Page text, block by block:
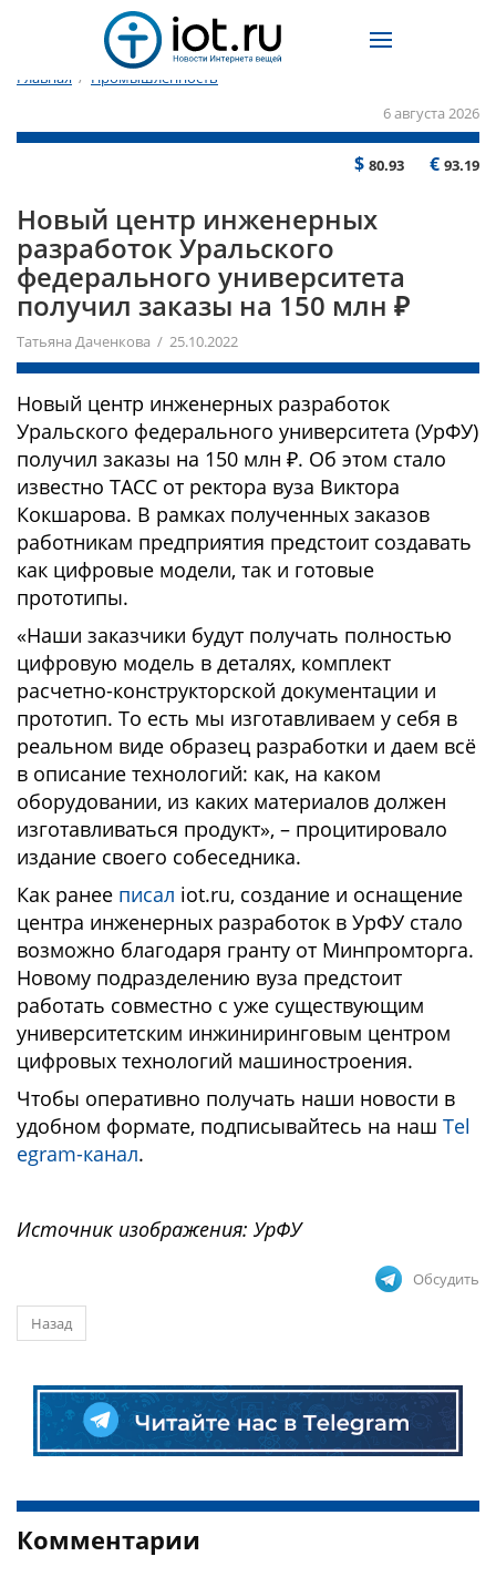
Главная / Промышленность
6 августа 2026
$ 80.93 € 93.19
Новый центр инженерных
разработок Уральского
федерального университета
получил заказы на 150 млн ₽
Татьяна Даченкова / 25.10.2022
Новый центр инженерных разработок
Уральского федерального университета (УрФУ)
получил заказы на 150 млн ₽. Об этом стало
известно ТАСС от ректора вуза Виктора
Кокшарова. В рамках полученных заказов
работникам предприятия предстоит создавать
как цифровые модели, так и готовые
прототипы.
«Наши заказчики будут получать полностью
цифровую модель в деталях, комплект
расчетно-конструкторской документации и
прототип. То есть мы изготавливаем у себя в
реальном виде образец разработки и даем всё
в описание технологий: как, на каком
оборудовании, из каких материалов должен
изготавливаться продукт», – процитировало
издание своего собеседника.
Как ранее писал iot.ru, создание и оснащение
центра инженерных разработок в УрФУ стало
возможно благодаря гранту от Минпромторга.
Новому подразделению вуза предстоит
работать совместно с уже существующим
университетским инжиниринговым центром
цифровых технологий машиностроения.
Чтобы оперативно получать наши новости в
удобном формате, подписывайтесь на наш Tel
egram-канал.
Источник изображения: УрФУ
Обсудить
Назад
Комментарии